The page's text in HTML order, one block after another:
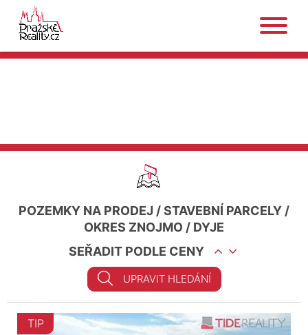
POZEMKY NA PRODEJ /STAVEBNÍ PARCELY /
OKRES ZNOJMO / DYJE
SEŘADIT PODLE CENY
UPRAVIT HLEDÁNÍ
TIP